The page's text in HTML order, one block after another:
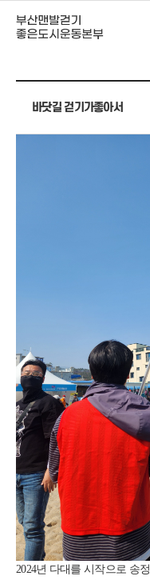
바닷길 걷기가좋아서
2024년 다대를 시작으로 송정